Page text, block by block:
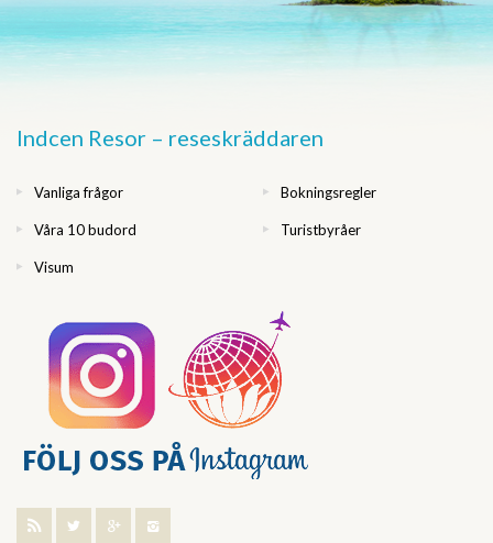
Indcen Resor – reseskräddaren
Vanliga frågor Bokningsregler
Våra 10 budord Turistbyråer
Visum